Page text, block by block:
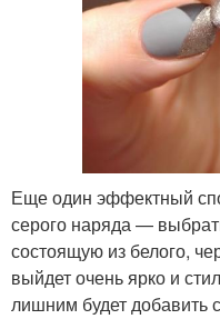
Еще один эффектный
серого наряда —
состоящую из белого,
выйдет очень ярко и
лишним будет добавить